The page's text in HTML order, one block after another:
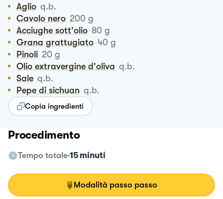
Aglio q.b.
Cavolo nero 200 g
Acciughe sott'olio 80 g
Grana grattugiato 40 g
Pinoli 20 g
Olio extravergine d'oliva q.b.
Sale q.b.
Pepe di sichuan q.b.
Copia ingredienti
Procedimento
Tempo totale 15 minuti
Modalità passo passo